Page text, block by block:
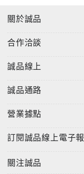
關於誠品
合作洽談
誠品線上
誠品通路
營業據點
訂閱誠品線上電子報
關注誠品